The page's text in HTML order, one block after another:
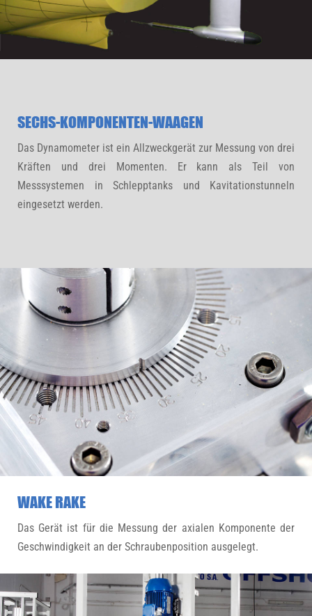
SECHS-KOMPONENTEN-WAAGEN
Das Dynamometer ist ein Allzweckgerät zur Messung von drei
Kräften und drei Momenten. Er kann als Teil von
Messsystemen in Schlepptanks und Kavitationstunneln
eingesetzt werden.
WAKE RAKE
Das Gerät ist für die Messung der axialen Komponente der
Geschwindigkeit an der Schraubenposition ausgelegt.